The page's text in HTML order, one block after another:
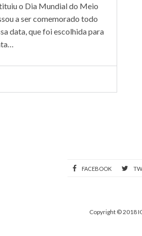
o Dia Mundial do Meio
a ser comemorado todo
data, que foi escolhida para
FACEBOOK
Copyright © 2018